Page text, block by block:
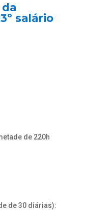
salário
de 220h
de 30 diárias):